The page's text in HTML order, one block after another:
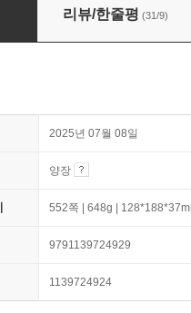
리뷰/한줄평 (31/9)
2025년 07월 08일
양장
552쪽 | 648g |
9791139724929
1139724924